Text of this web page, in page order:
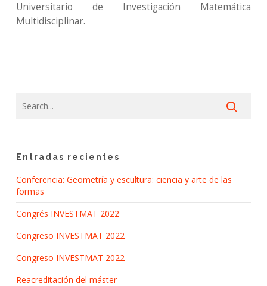
Universitario de Investigación Matemática
Multidisciplinar.
Entradas recientes
Conferencia: Geometría y escultura: ciencia y arte de las
formas
Congrés INVESTMAT 2022
Congreso INVESTMAT 2022
Congreso INVESTMAT 2022
Reacreditación del máster